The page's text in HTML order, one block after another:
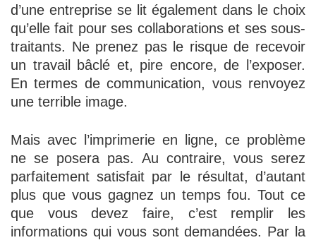
d’une entreprise se lit également dans le choix
qu’elle fait pour ses collaborations et ses sous-
traitants. Ne prenez pas le risque de recevoir
un travail bâclé et, pire encore, de l’exposer.
En termes de communication, vous renvoyez
une terrible image.
Mais avec l’imprimerie en ligne, ce problème
ne se posera pas. Au contraire, vous serez
parfaitement satisfait par le résultat, d’autant
plus que vous gagnez un temps fou. Tout ce
que vous devez faire, c’est remplir les
informations qui vous sont demandées. Par la